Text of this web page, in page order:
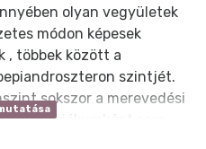
olyan vegyületek
módon képesek
, többek között a
szintjét.
sokszor a merevedési
afrodiziákumként sem